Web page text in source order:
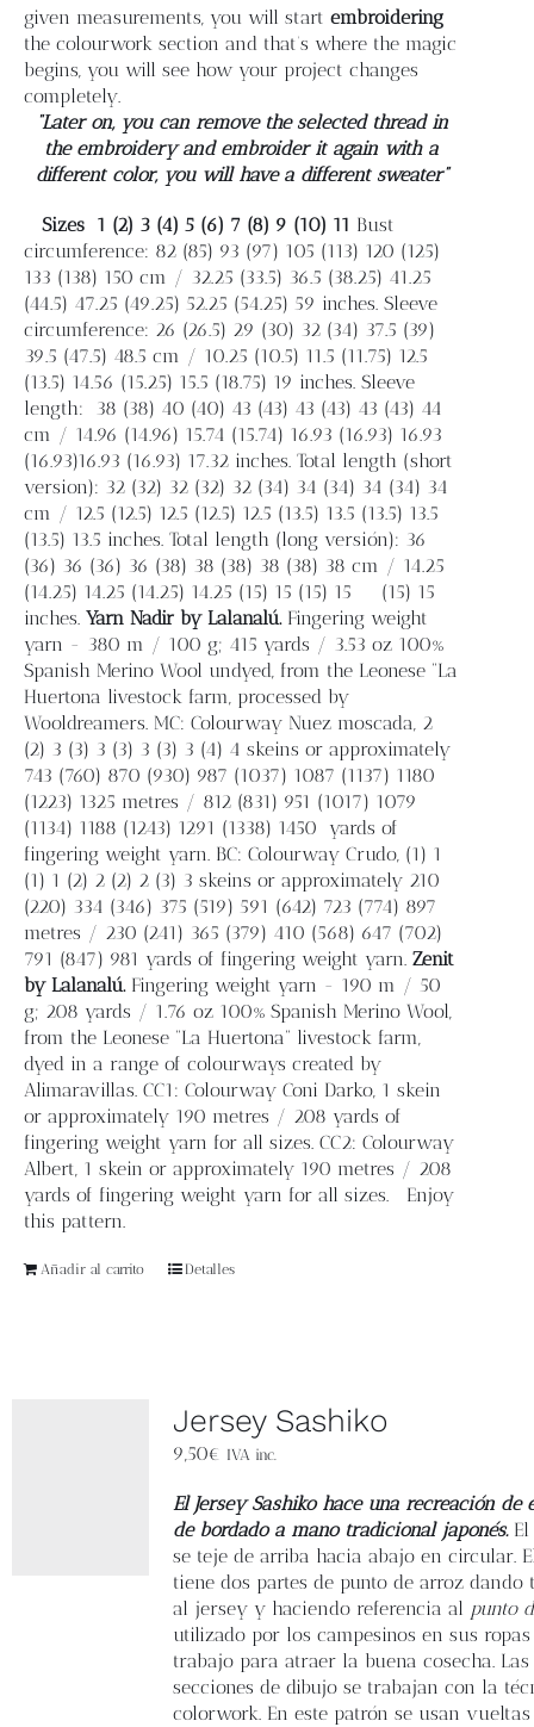
Mi cuenta
given measurements, you will start embroidering
the colourwork section and that’s where the magic
begins, you will see how your project changes
completely.
“Later on, you can remove the selected thread in
the embroidery and embroider it again with a
different color, you will have a different sweater”
Sizes 1 (2) 3 (4) 5 (6) 7 (8) 9 (10) 11 Bust
circumference: 82 (85) 93 (97) 105 (113) 120 (125)
133 (138) 150 cm / 32.25 (33.5) 36.5 (38.25) 41.25
(44.5) 47.25 (49.25) 52.25 (54.25) 59 inches. Sleeve
circumference: 26 (26.5) 29 (30) 32 (34) 37.5 (39)
39.5 (47.5) 48.5 cm / 10.25 (10.5) 11.5 (11.75) 12.5
(13.5) 14.56 (15.25) 15.5 (18.75) 19 inches. Sleeve
length:
38 (38) 40 (40) 43 (43) 43 (43) 43 (43) 44
cm / 14.96 (14.96) 15.74 (15.74) 16.93 (16.93) 16.93
(16.93)16.93 (16.93) 17.32 inches. Total length (short
version): 32 (32) 32 (32) 32 (34) 34 (34) 34 (34) 34
cm / 12.5 (12.5) 12.5 (12.5) 12.5 (13.5) 13.5 (13.5) 13.5
(13.5) 13.5 inches. Total length (long versión): 36
(36) 36 (36) 36 (38) 38 (38) 38 (38) 38 cm / 14.25
(14.25) 14.25 (14.25) 14.25 (15) 15 (15) 15
(15) 15
inches. Yarn Nadir by Lalanalú.Fingering weight
yarn - 380 m / 100 g; 415 yards / 3.53 oz 100%
Spanish Merino Wool undyed, from the Leonese “La
Huertona livestock farm, processed by
Wooldreamers. MC: Colourway Nuez moscada, 2
(2) 3 (3) 3 (3) 3 (3) 3 (4) 4 skeins or approximately
743 (760) 870 (930) 987 (1037) 1087 (1137) 1180
(1223) 1325 metres / 812 (831) 951 (1017) 1079
(1134) 1188 (1243) 1291 (1338) 1450
yards of
fingering weight yarn. BC: Colourway Crudo, (1) 1
(1) 1 (2) 2 (2) 2 (3) 3 skeins or approximately 210
(220) 334 (346) 375 (519) 591 (642) 723 (774) 897
metres / 230 (241) 365 (379) 410 (568) 647 (702)
791 (847) 981 yards of fingering weight yarn. Zenit
by Lalanalú.Fingering weight yarn - 190 m / 50
g; 208 yards / 1.76 oz 100% Spanish Merino Wool,
from the Leonese “La Huertona” livestock farm,
dyed in a range of colourways created by
Alimaravillas. CC1: Colourway Coni Darko, 1 skein
or approximately 190 metres / 208 yards of
fingering weight yarn for all sizes. CC2: Colourway
Albert, 1 skein or approximately 190 metres / 208
yards of fingering weight yarn for all sizes. Enjoy
this pattern.
Añadir al carrito Detalles
Jersey Sashiko
9,50€ IVA inc.
El Jersey Sashiko hace una recreación de
de bordado a mano tradicional japonés.El
se teje de arriba hacia abajo en circular.
tiene dos partes de punto de arroz dando
al jersey y haciendo referencia al punto
utilizado por los campesinos en sus ropas
trabajo para atraer la buena cosecha. Las
secciones de dibujo se trabajan con la
colorwork. En este patrón se usan